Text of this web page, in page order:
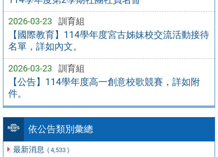
2026-03-23 訓育組
【國際教育】114學年度宮古姊妹校交流活動接待
名單，詳如內文。
2026-03-23 訓育組
【公告】114學年度高一創意校歌競賽，詳如附
件。
依公告類別彙總
最新消息 ( 4,533 )